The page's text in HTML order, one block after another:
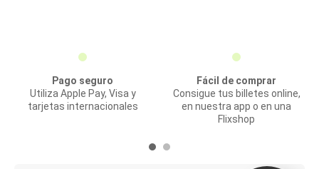
Pago seguro
Utiliza Apple Pay, Visa y
tarjetas internacionales
Fácil de comprar
Consigue tus billetes online,
en nuestra app o en una
Flixshop